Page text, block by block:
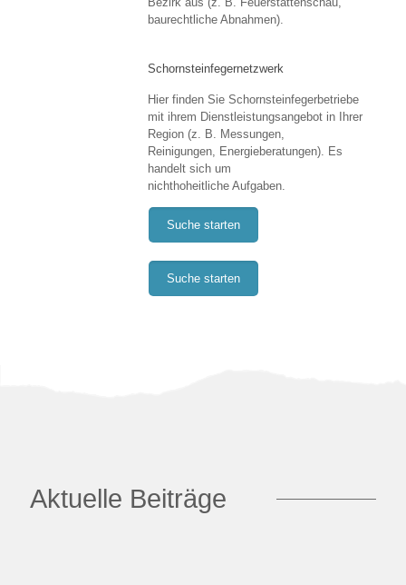
baurechtliche Abnahmen).
Schornsteinfegernetzwerk
Hier finden Sie Schornsteinfegerbetriebe
mit ihrem Dienstleistungsangebot in Ihrer
Region (z. B. Messungen,
Reinigungen, Energieberatungen). Es
handelt sich um
nichthoheitliche Aufgaben.
Suche starten
Suche starten
Aktuelle Beiträge